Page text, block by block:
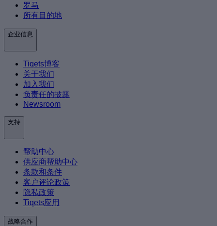
罗马
所有目的地
企业信息
Tiqets博客
关于我们
加入我们
负责任的披露
Newsroom
支持
帮助中心
供应商帮助中心
条款和条件
客户评论政策
隐私政策
Tiqets应用
战略合作